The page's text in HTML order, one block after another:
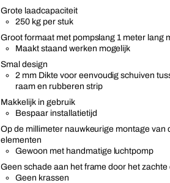
Grote laadcapaciteit
250 kg per stuk
Groot formaat met pompslang 1 meter lang
Maakt staand werken mogelijk
Smal design
2 mm Dikte voor eenvoudig schuiven
raam en rubberen strip
Makkelijk in gebruik
Bespaar installatietijd
Op de millimeter nauwkeurige montage van
elementen
Gewoon met handmatige luchtpomp
Geen schade aan het frame door het
Geen krassen